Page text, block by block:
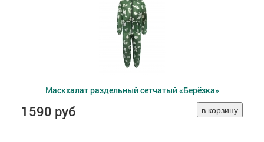
Маскхалат раздельный сетчатый «Берёзка»
1590 руб